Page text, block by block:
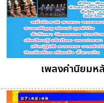
เพลงค่านิยมห